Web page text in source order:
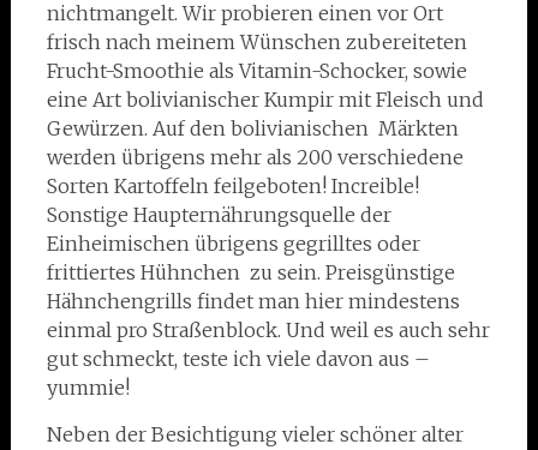
nichtmangelt. Wir probieren einen vor Ort
frisch nach meinem Wünschen zubereiteten
Frucht-Smoothie als Vitamin-Schocker, sowie
eine Art bolivianischer Kumpir mit Fleisch und
Gewürzen. Auf den bolivianischen Märkten
werden übrigens mehr als 200 verschiedene
Sorten Kartoffeln feilgeboten! Increible!
Sonstige Haupternährungsquelle der
Einheimischen übrigens gegrilltes oder
frittiertes Hühnchen zu sein. Preisgünstige
Hähnchengrills findet man hier mindestens
einmal pro Straßenblock. Und weil es auch sehr
gut schmeckt, teste ich viele davon aus –
yummie!
Neben der Besichtigung vieler schöner alter